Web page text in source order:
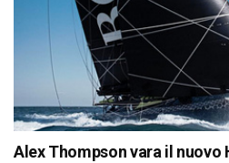
Alex Thompson vara il nuovo